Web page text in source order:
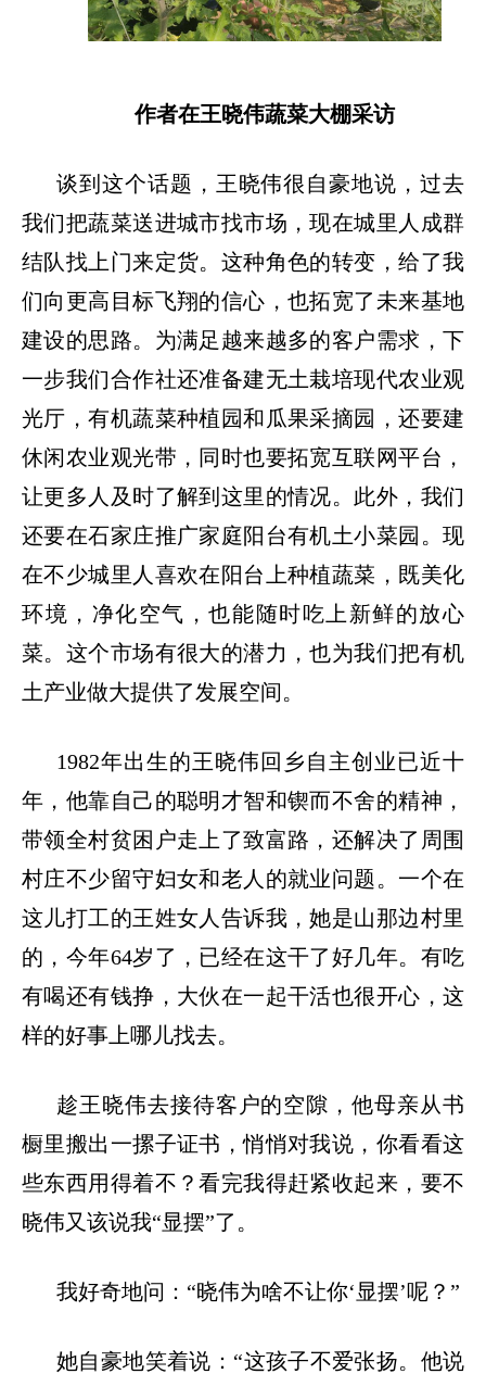
作者在王晓伟蔬菜大棚采访
谈到这个话题，王晓伟很自豪地说，过去
我们把蔬菜送进城市找市场，现在城里人成群
结队找上门来定货。这种角色的转变，给了我
们向更高目标飞翔的信心，也拓宽了未来基地
建设的思路。为满足越来越多的客户需求，下
一步我们合作社还准备建无土栽培现代农业观
光厅，有机蔬菜种植园和瓜果采摘园，还要建
休闲农业观光带，同时也要拓宽互联网平台，
让更多人及时了解到这里的情况。此外，我们
还要在石家庄推广家庭阳台有机土小菜园。现
在不少城里人喜欢在阳台上种植蔬菜，既美化
环境，净化空气，也能随时吃上新鲜的放心
菜。这个市场有很大的潜力，也为我们把有机
土产业做大提供了发展空间。
1982年出生的王晓伟回乡自主创业已近十
年，他靠自己的聪明才智和锲而不舍的精神，
带领全村贫困户走上了致富路，还解决了周围
村庄不少留守妇女和老人的就业问题。一个在
这儿打工的王姓女人告诉我，她是山那边村里
的，今年64岁了，已经在这干了好几年。有吃
有喝还有钱挣，大伙在一起干活也很开心，这
样的好事上哪儿找去。
趁王晓伟去接待客户的空隙，他母亲从书
橱里搬出一摞子证书，悄悄对我说，你看看这
些东西用得着不？看完我得赶紧收起来，要不
晓伟又该说我“显摆”了。
我好奇地问： “晓伟为啥不让你‘显摆’呢？”
她自豪地笑着说： “这孩子不爱张扬。他说